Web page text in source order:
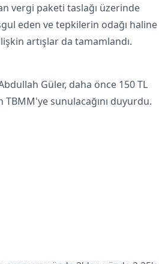
vergi paketi taslağı üzerinde
eden ve tepkilerin odağı haline
artışlar da tamamlandı.
Güler, daha önce 150 TL
TBMM'ye sunulacağını duyurdu.